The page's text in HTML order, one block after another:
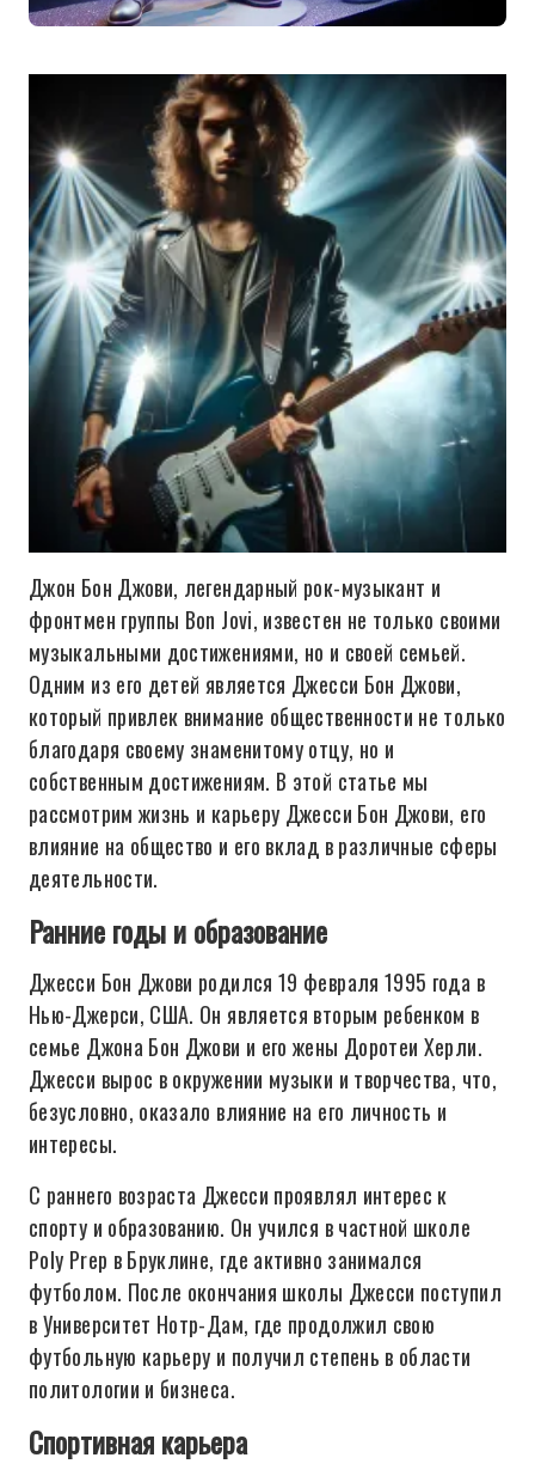
Джон Бон Джови, легендарный рок-музыкант и
фронтмен группы Bon Jovi, известен не только своими
музыкальными достижениями, но и своей семьей.
Одним из его детей является Джесси Бон Джови,
который привлек внимание общественности не только
благодаря своему знаменитому отцу, но и
собственным достижениям. В этой статье мы
рассмотрим жизнь и карьеру Джесси Бон Джови, его
влияние на общество и его вклад в различные сферы
деятельности.
Ранние годы и образование
Джесси Бон Джови родился 19 февраля 1995 года в
Нью-Джерси, США. Он является вторым ребенком в
семье Джона Бон Джови и его жены Доротеи Херли.
Джесси вырос в окружении музыки и творчества, что,
безусловно, оказало влияние на его личность и
интересы.
С раннего возраста Джесси проявлял интерес к
спорту и образованию. Он учился в частной школе
Poly Prep в Бруклине, где активно занимался
футболом. После окончания школы Джесси поступил
в Университет Нотр-Дам, где продолжил свою
футбольную карьеру и получил степень в области
политологии и бизнеса.
Спортивная карьера